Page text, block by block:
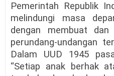
Pemerintah Republik
melindungi masa
dengan membuat dan
perundang-undangan
Dalam UUD 1945
“Setiap anak berhak